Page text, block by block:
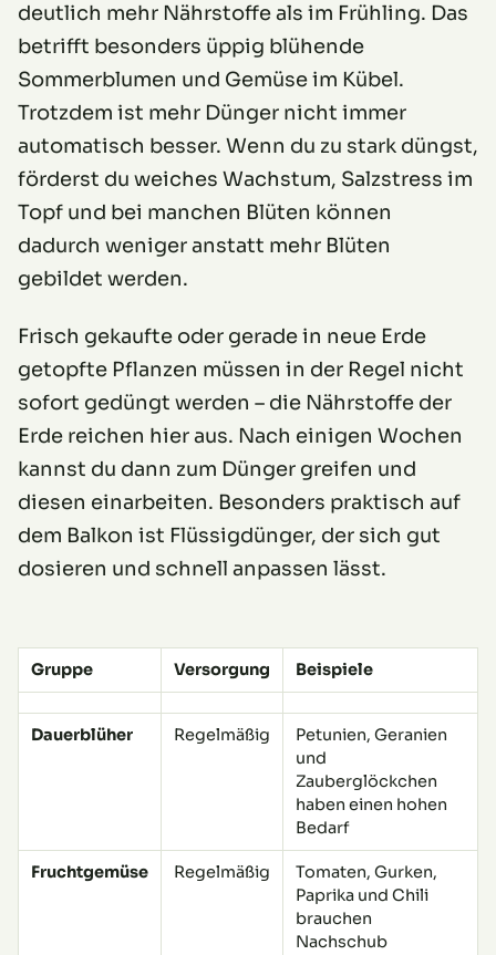
deutlich mehr Nährstoffe als im Frühling. Das
betrifft besonders üppig blühende
Sommerblumen und Gemüse im Kübel.
Trotzdem ist mehr Dünger nicht immer
automatisch besser. Wenn du zu stark düngst,
förderst du weiches Wachstum, Salzstress im
Topf und bei manchen Blüten können
dadurch weniger anstatt mehr Blüten
gebildet werden.
Frisch gekaufte oder gerade in neue Erde
getopfte Pflanzen müssen in der Regel nicht
sofort gedüngt werden – die Nährstoffe der
Erde reichen hier aus. Nach einigen Wochen
kannst du dann zum Dünger greifen und
diesen einarbeiten. Besonders praktisch auf
dem Balkon ist Flüssigdünger, der sich gut
dosieren und schnell anpassen lässt.
Gruppe Versorgung Beispiele
Dauerblüher Regelmäßig
Petunien, Geranien
und
Zauberglöckchen
haben einen hohen
Bedarf
Fruchtgemüse Regelmäßig
Tomaten, Gurken,
Paprika und Chili
brauchen
Nachschub